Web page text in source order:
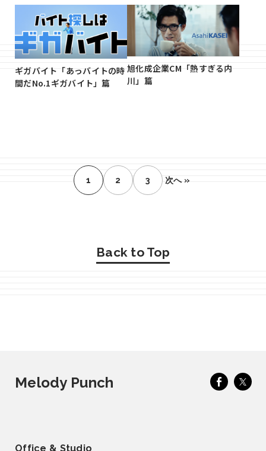
ギガバイト「あっバイトの時
間だNo.1ギガバイト」篇
旭化成企業CM「熱すぎる内
川」篇
1 2 3 次へ »
Back to Top
Melody Punch
Office & Studio